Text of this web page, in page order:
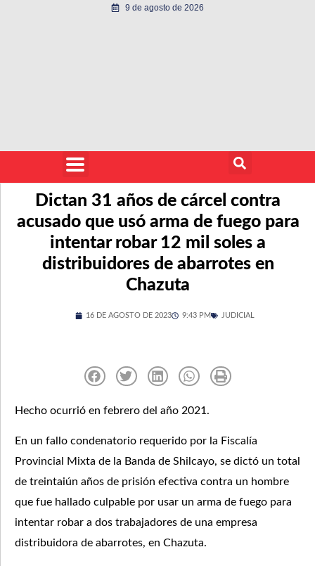
9 de agosto de 2026
Dictan 31 años de cárcel contra
acusado que usó arma de fuego para
intentar robar 12 mil soles a
distribuidores de abarrotes en
Chazuta
16 DE AGOSTO DE 2023 9:43 PM JUDICIAL
Hecho ocurrió en febrero del año 2021.
En un fallo condenatorio requerido por la Fiscalía
Provincial Mixta de la Banda de Shilcayo, se dictó un total
de treintaiún años de prisión efectiva contra un hombre
que fue hallado culpable por usar un arma de fuego para
intentar robar a dos trabajadores de una empresa
distribuidora de abarrotes, en Chazuta.